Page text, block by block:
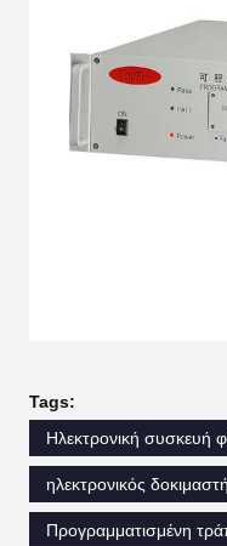
Tags:
Ηλεκτρονική συσκευή
ηλεκτρονικός
Προγραμματισμένη